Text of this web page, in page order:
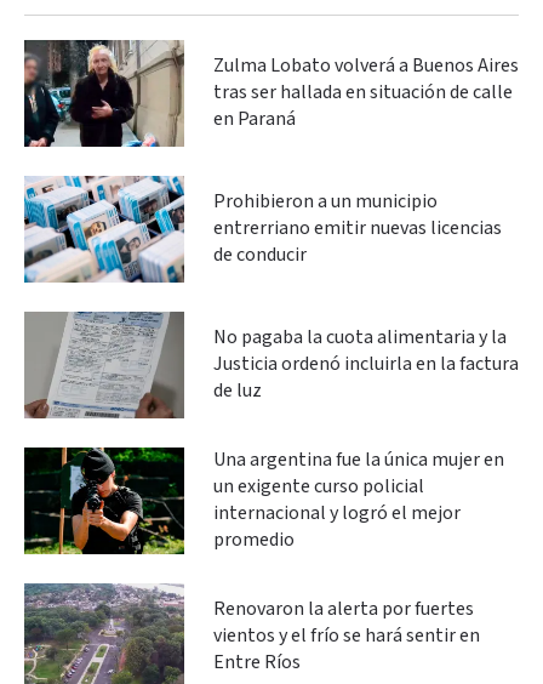
Zulma Lobato volverá a Buenos Aires
tras ser hallada en situación de calle
en Paraná
Prohibieron a un municipio
entrerriano emitir nuevas licencias
de conducir
No pagaba la cuota alimentaria y la
Justicia ordenó incluirla en la factura
de luz
Una argentina fue la única mujer en
un exigente curso policial
internacional y logró el mejor
promedio
Renovaron la alerta por fuertes
vientos y el frío se hará sentir en
Entre Ríos